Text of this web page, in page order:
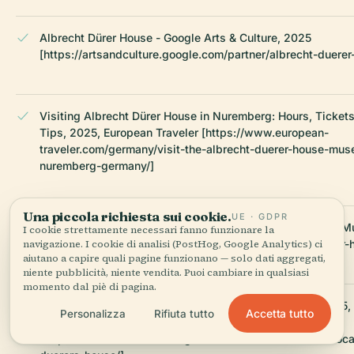
Albrecht Dürer House - Google Arts & Culture, 2025
[https://artsandculture.google.com/partner/albrecht-
Visiting Albrecht Dürer House in Nuremberg: Hours,
Tips, 2025, European Traveler [https://www.european-
traveler.com/germany/visit-the-albrecht-duerer-house-
nuremberg-germany/]
Albrecht Dürer House Museum Visitor Information, 2025,
Nürnberg [https://museums.nuernberg.de/albrecht-duerer-
Albrecht Dürer House Location and Public Transport,
Nürnberg
[https://tourismus.nuernberg.de/en/discover/museums/
Una piccola richiesta sui cookie.UE · GDPR
I cookie strettamente necessari fanno funzionare la
navigazione. I cookie di analisi (PostHog, Google Analytics) ci
aiutano a capire quali pagine funzionano — solo dati aggregati,
niente pubblicità, niente vendita. Puoi cambiare in qualsiasi
momento dal piè di pagina.
Personalizza Rifiuta tutto Accetta tutto